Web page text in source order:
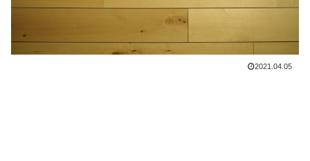
2021.04.05